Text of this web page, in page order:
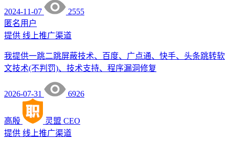
2024-11-07
2555
匿名用户
提供 线上推广渠道
我提供一跳二跳屏蔽技术、百度、广点通、快手、头条跳转软
文技术(不判罚)、技术支持、程序漏洞修复
2026-07-31 6926
高殷 灵盟 CEO
提供 线上推广渠道